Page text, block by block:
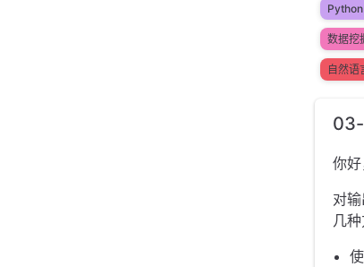
数据挖
自然语
你好
对
几种